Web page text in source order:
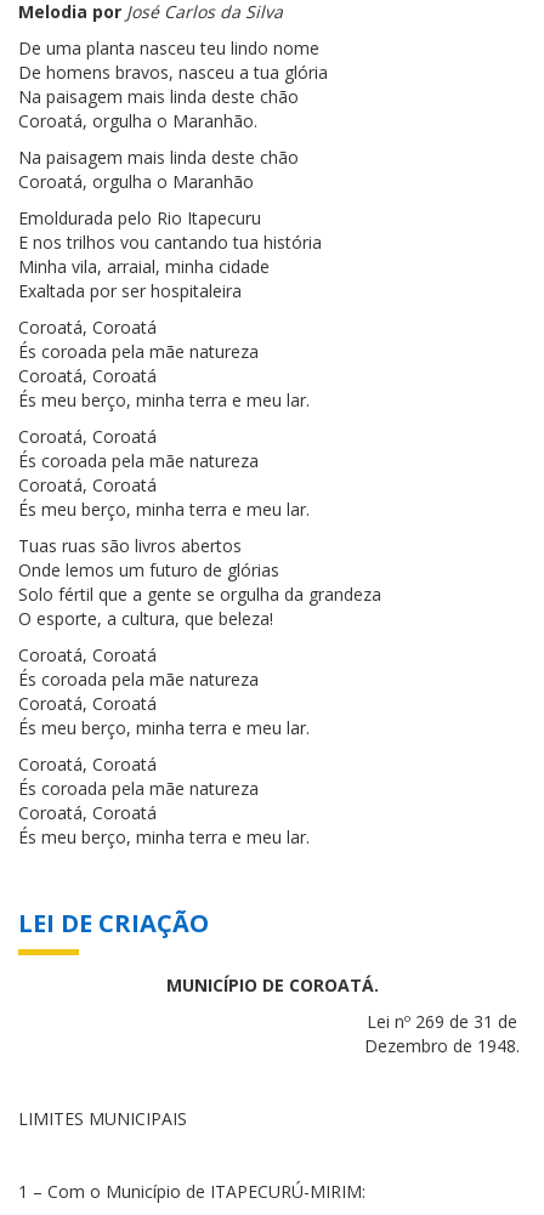
Melodia por José Carlos da Silva
De uma planta nasceu teu lindo nome
De homens bravos, nasceu a tua glória
Na paisagem mais linda deste chão
Coroatá, orgulha o Maranhão.
Na paisagem mais linda deste chão
Coroatá, orgulha o Maranhão
Emoldurada pelo Rio Itapecuru
E nos trilhos vou cantando tua história
Minha vila, arraial, minha cidade
Exaltada por ser hospitaleira
Coroatá, Coroatá
És coroada pela mãe natureza
Coroatá, Coroatá
És meu berço, minha terra e meu lar.
Coroatá, Coroatá
És coroada pela mãe natureza
Coroatá, Coroatá
És meu berço, minha terra e meu lar.
Tuas ruas são livros abertos
Onde lemos um futuro de glórias
Solo fértil que a gente se orgulha da grandeza
O esporte, a cultura, que beleza!
Coroatá, Coroatá
És coroada pela mãe natureza
Coroatá, Coroatá
És meu berço, minha terra e meu lar.
Coroatá, Coroatá
És coroada pela mãe natureza
Coroatá, Coroatá
És meu berço, minha terra e meu lar.
LEI DE CRIAÇÃO
MUNICÍPIO DE COROATÁ.
Lei nº 269 de 31 de
Dezembro de 1948.
LIMITES MUNICIPAIS
1 – Com o Município de ITAPECURÚ-MIRIM: